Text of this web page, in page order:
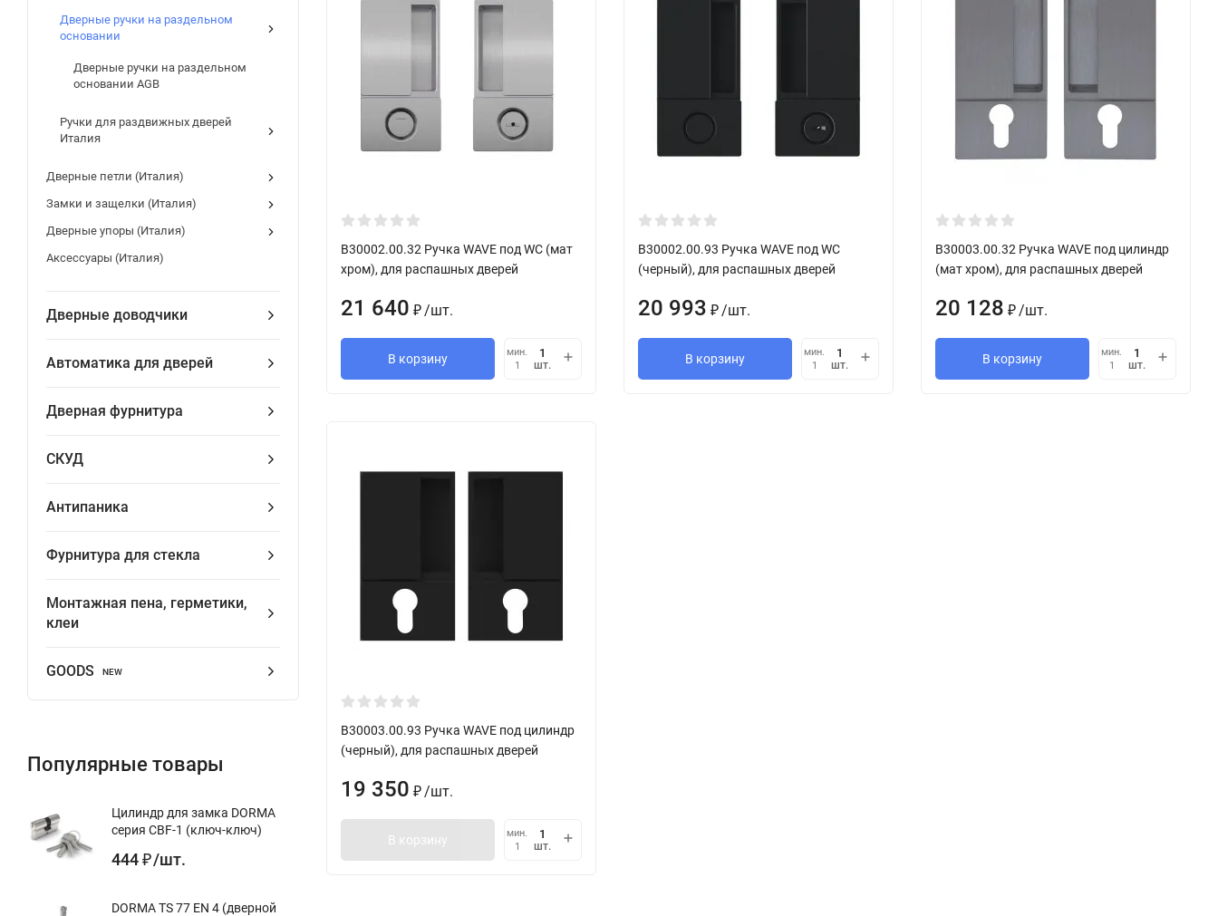
Дверные ручки на раздельном
основании
Дверные ручки на раздельном
основании AGB
Ручки для раздвижных дверей
Италия
Дверные петли (Италия)
Замки и защелки (Италия)
Дверные упоры (Италия)
Аксессуары (Италия)
Дверные доводчики
Автоматика для дверей
Дверная фурнитура
СКУД
Антипаника
Фурнитура для стекла
Монтажная пена, герметики,
клеи
GOODS NEW
Популярные товары
Цилиндр для замка DORMA
серия CBF-1 (ключ-ключ)
444 ₽ /шт.
DORMA TS 77 EN 4 (дверной
B30002.00.32 Ручка WAVE под WC (мат
хром), для распашных дверей
21 640 ₽ /шт.
В корзину
мин.
1
шт.
B30002.00.93 Ручка WAVE под WC
(черный), для распашных дверей
20 993 ₽ /шт.
В корзину
мин.
1
шт.
B30003.00.32 Ручка WAVE под цилиндр
(мат хром), для распашных дверей
20 128 ₽ /шт.
В корзину
мин.
1
шт.
B30003.00.93 Ручка WAVE под цилиндр
(черный), для распашных дверей
19 350 ₽ /шт.
В корзину
мин.
1
шт.